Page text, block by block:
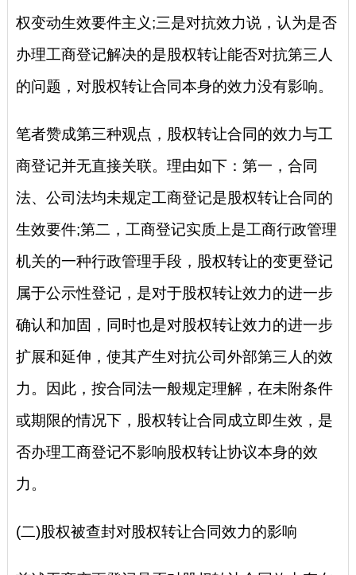
权变动生效要件主义;三是对抗效力说，认为是否
办理工商登记解决的是股权转让能否对抗第三人
的问题，对股权转让合同本身的效力没有影响。
笔者赞成第三种观点，股权转让合同的效力与工
商登记并无直接关联。理由如下：第一，合同
法、公司法均未规定工商登记是股权转让合同的
生效要件;第二，工商登记实质上是工商行政管理
机关的一种行政管理手段，股权转让的变更登记
属于公示性登记，是对于股权转让效力的进一步
确认和加固，同时也是对股权转让效力的进一步
扩展和延伸，使其产生对抗公司外部第三人的效
力。因此，按合同法一般规定理解，在未附条件
或期限的情况下，股权转让合同成立即生效，是
否办理工商登记不影响股权转让协议本身的效
力。
(二)股权被查封对股权转让合同效力的影响